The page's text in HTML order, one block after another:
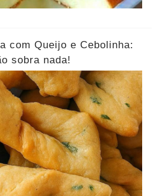
com Queijo e Cebolinha:
sobra nada!